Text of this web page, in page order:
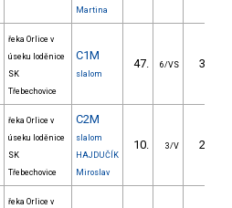
Martina
řeka Orlice v
úseku loděnice
SK
Třebechovice
C1M
slalom
47. 6/VS 35.10
řeka Orlice v
úseku loděnice
SK
Třebechovice
C2M
slalom
HAJDUČÍK
Miroslav
10. 3/V 28.40
řeka Orlice v